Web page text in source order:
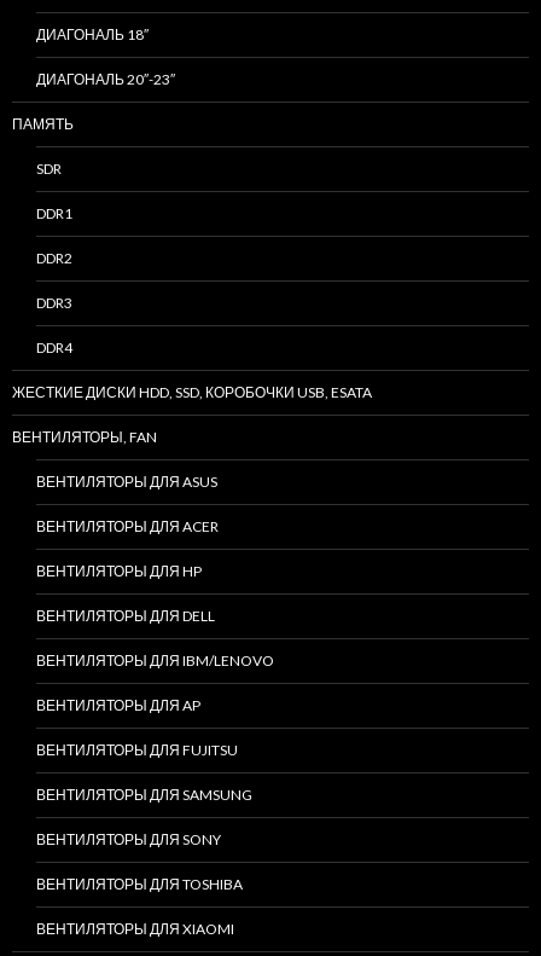
ДИАГОНАЛЬ 18″
ДИАГОНАЛЬ 20″-23″
ПАМЯТЬ
SDR
DDR1
DDR2
DDR3
DDR4
ЖЕСТКИЕ ДИСКИ HDD, SSD, КОРОБОЧКИ USB, ESATA
ВЕНТИЛЯТОРЫ, FAN
ВЕНТИЛЯТОРЫ ДЛЯ ASUS
ВЕНТИЛЯТОРЫ ДЛЯ ACER
ВЕНТИЛЯТОРЫ ДЛЯ HP
ВЕНТИЛЯТОРЫ ДЛЯ DELL
ВЕНТИЛЯТОРЫ ДЛЯ IBM/LENOVO
ВЕНТИЛЯТОРЫ ДЛЯ AP
ВЕНТИЛЯТОРЫ ДЛЯ FUJITSU
ВЕНТИЛЯТОРЫ ДЛЯ SAMSUNG
ВЕНТИЛЯТОРЫ ДЛЯ SONY
ВЕНТИЛЯТОРЫ ДЛЯ TOSHIBA
ВЕНТИЛЯТОРЫ ДЛЯ XIAOMI